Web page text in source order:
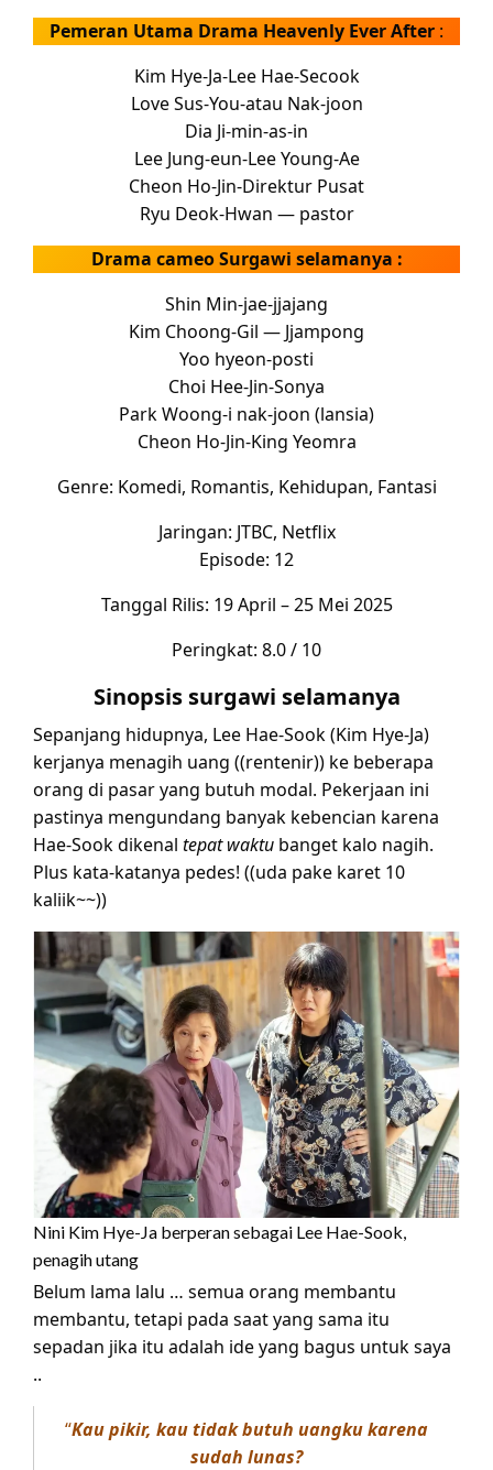
Pemeran Utama Drama Heavenly Ever After :
Kim Hye-Ja-Lee Hae-Secook
Love Sus-You-atau Nak-joon
Dia Ji-min-as-in
Lee Jung-eun-Lee Young-Ae
Cheon Ho-Jin-Direktur Pusat
Ryu Deok-Hwan — pastor
Drama cameoSurgawi selamanya :
Shin Min-jae-jjajang
Kim Choong-Gil — Jjampong
Yoo hyeon-posti
Choi Hee-Jin-Sonya
Park Woong-i nak-joon (lansia)
Cheon Ho-Jin-King Yeomra
Genre: Komedi, Romantis, Kehidupan, Fantasi
Jaringan: JTBC, Netflix
Episode: 12
Tanggal Rilis: 19 April – 25 Mei 2025
Peringkat: 8.0 / 10
Sinopsis surgawi selamanya
Sepanjang hidupnya, Lee Hae-Sook (Kim Hye-Ja)
kerjanya menagih uang ((rentenir)) ke beberapa
orang di pasar yang butuh modal. Pekerjaan ini
pastinya mengundang banyak kebencian karena
Hae-Sook dikenal tepat waktu banget kalo nagih.
Plus kata-katanya pedes! ((uda pake karet 10
kaliik~~))
Nini Kim Hye-Ja berperan sebagai Lee Hae-Sook,
penagih utang
Belum lama lalu … semua orang membantu
membantu, tetapi pada saat yang sama itu
sepadan jika itu adalah ide yang bagus untuk saya
..
“Kau pikir, kau tidak butuh uangku karena
sudah lunas?